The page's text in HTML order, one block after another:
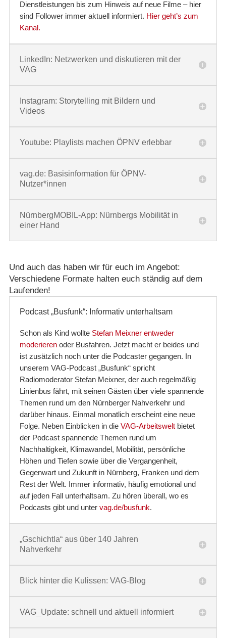
Dienstleistungen bis zum Hinweis auf neue Filme – hier
sind Follower immer aktuell informiert. Hier geht’s zum
Kanal.
LinkedIn: Netzwerken und diskutieren mit der
VAG
Instagram: Storytelling mit Bildern und
Videos
Youtube: Playlists machen ÖPNV erlebbar
vag.de: Basisinformation für ÖPNV-
Nutzer*innen
NürnbergMOBIL-App: Nürnbergs Mobilität in
einer Hand
Und auch das haben wir für euch im Angebot:
Verschiedene Formate halten euch ständig auf dem
Laufenden!
Podcast „Busfunk“: Informativ unterhaltsam
Schon als Kind wollte Stefan Meixner entweder
moderierenoder Busfahren. Jetzt macht er beides und
ist zusätzlich noch unter die Podcaster gegangen. In
unserem VAG-Podcast „Busfunk“ spricht
Radiomoderator Stefan Meixner, der auch regelmäßig
Linienbus fährt, mit seinen Gästen über viele spannende
Themen rund um den Nürnberger Nahverkehr und
darüber hinaus. Einmal monatlich erscheint eine neue
Folge. Neben Einblicken in die VAG-Arbeitsweltbietet
der Podcast spannende Themen rund um
Nachhaltigkeit, Klimawandel, Mobilität, persönliche
Höhen und Tiefen sowie über die Vergangenheit,
Gegenwart und Zukunft in Nürnberg, Franken und dem
Rest der Welt. Immer informativ, häufig emotional und
auf jeden Fall unterhaltsam. Zu hören überall, wo es
Podcasts gibt und unter vag.de/busfunk.
„Gschichtla“ aus über 140 Jahren
Nahverkehr
Blick hinter die Kulissen: VAG-Blog
VAG_Update: schnell und aktuell informiert